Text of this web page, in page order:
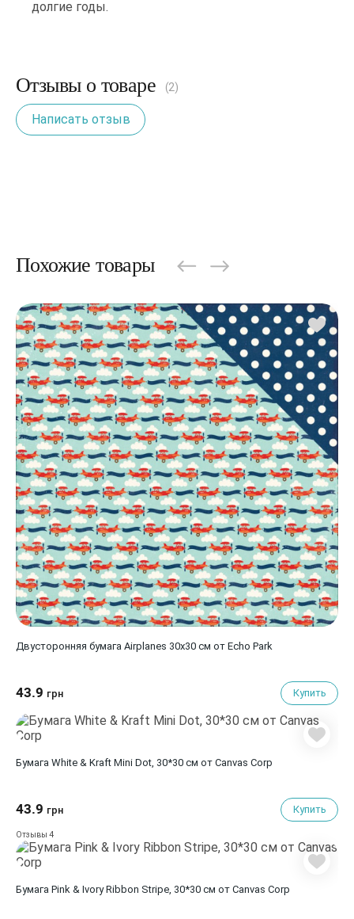
долгие годы.
Отзывы о товаре (2)
Написать отзыв
Похожие товары
Двусторонняя бумага Airplanes 30х30 см от Echo Park
43.9 грн Купить
Бумага White & Kraft Mini Dot, 30*30 см от Canvas Corp
43.9 грн Купить
Отзывы 4
Бумага Pink & Ivory Ribbon Stripe, 30*30 см от Canvas Corp